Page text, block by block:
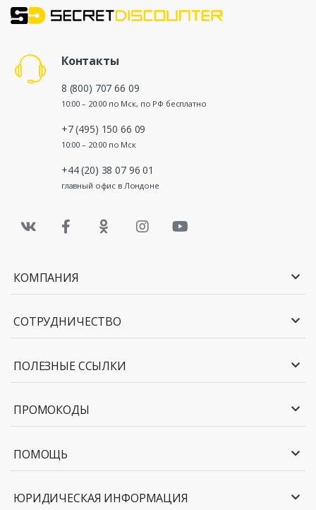
Контакты
8 (800) 707 66 09
10:00 – 20:00 по Мск, по РФ бесплатно
+7 (495) 150 66 09
10:00 – 20:00 по Мск
+44 (20) 38 07 96 01
главный офис в Лондоне
КОМПАНИЯ
СОТРУДНИЧЕСТВО
ПОЛЕЗНЫЕ ССЫЛКИ
ПРОМОКОДЫ
ПОМОЩЬ
ЮРИДИЧЕСКАЯ ИНФОРМАЦИЯ